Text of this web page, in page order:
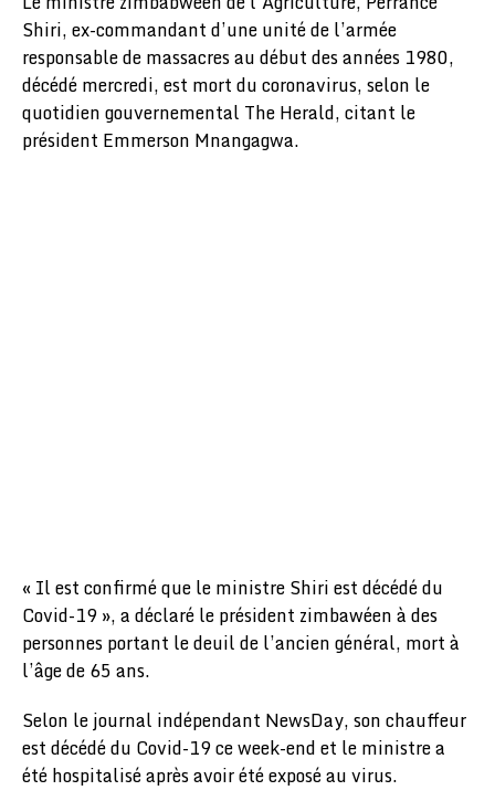
Shiri, ex-commandant d’une unité de l’armée
responsable de massacres au début des années 1980,
décédé mercredi, est mort du coronavirus, selon le
quotidien gouvernemental The Herald, citant le
président Emmerson Mnangagwa.
« Il est confirmé que le ministre Shiri est décédé du
Covid-19 », a déclaré le président zimbawéen à des
personnes portant le deuil de l’ancien général, mort à
l’âge de 65 ans.
Selon le journal indépendant NewsDay, son chauffeur
est décédé du Covid-19 ce week-end et le ministre a
été hospitalisé après avoir été exposé au virus.